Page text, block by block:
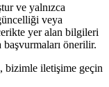
ve yalnızca
veya
yer alan bilgileri
önerilir.
bizimle iletişime geçin